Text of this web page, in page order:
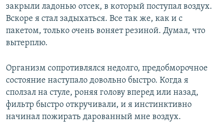
закрыли ладонью отсек, в который поступал воздух.
Вскоре я стал задыхаться. Все так же, как и с
пакетом, только очень воняет резиной. Думал, что
вытерплю.
Организм сопротивлялся недолго, предобморочное
состояние наступало довольно быстро. Когда я
сползал на стуле, роняя голову вперед или назад,
фильтр быстро откручивали, и я инстинктивно
начинал пожирать дарованный мне воздух.